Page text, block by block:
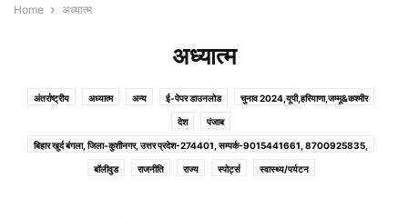
Home अध्यात्म
अध्यात्म
अंतर्राष्ट्रीय अध्यात्म अन्य ई-पेपर डाउनलोड चुनाव 2024,यूपी,हरियाणा,जम्मू&कश्मीर
देश पंजाब
बिहार खुर्द बंगला, जिला-कुशीनगर, उत्तर प्रदेश-274401, सम्पर्क-9015441661, 8700925835,
बॉलीवुड राजनीति राज्य स्पोर्ट्स स्वास्थ्य/पर्यटन